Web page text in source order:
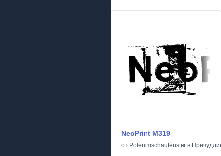
NeoPrint M319
от Polenimschaufenster в